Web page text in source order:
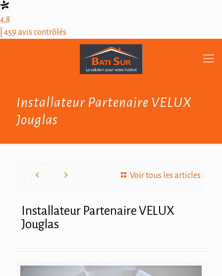
4,8
| 459 avis contrôlés
Installateur Partenaire VELUX
Jouglas
Voir tous les articles
Installateur Partenaire VELUX
Jouglas